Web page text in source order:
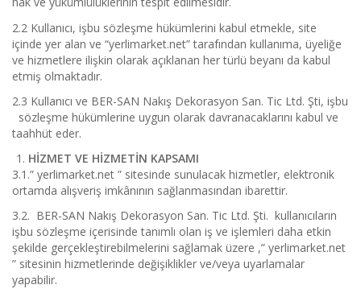
2.2 Kullanıcı, işbu sözleşme hükümlerini kabul etmekle, site
içinde yer alan ve “yerlimarket.net” tarafından kullanıma, üyeliğe
ve hizmetlere ilişkin olarak açıklanan her türlü beyanı da kabul
etmiş olmaktadır.
2.3 Kullanıcı ve BER-SAN Nakış Dekorasyon San. Tic Ltd. Şti, işbu
sözleşme hükümlerine uygun olarak davranacaklarını kabul ve
taahhüt eder.
HİZMET VE HİZMETİN KAPSAMI
3.1.” yerlimarket.net ” sitesinde sunulacak hizmetler, elektronik
ortamda alışveriş imkânının sağlanmasından ibarettir.
3.2. BER-SAN Nakış Dekorasyon San. Tic Ltd. Şti. kullanıcıların
işbu sözleşme içerisinde tanımlı olan iş ve işlemleri daha etkin
şekilde gerçekleştirebilmelerini sağlamak üzere ,” yerlimarket.net
” sitesinin hizmetlerinde değişiklikler ve/veya uyarlamalar
yapabilir.